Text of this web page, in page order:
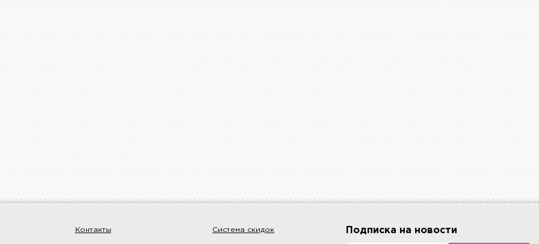
Контакты Система скидок Подписка на новости